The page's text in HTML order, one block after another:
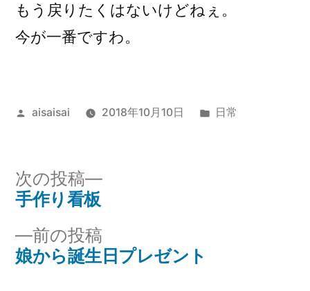
もう戻りたくはないけどねぇ。
今が一番ですわ。
投
aisaisai 2018年10月10日
カ
日常
投
稿
ナ
前の投稿
の
娘から誕生日プレゼント
次の投稿
次
手作り看板